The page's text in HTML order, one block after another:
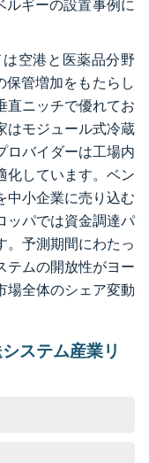
ルギーの設置事例に
空港と医薬品分野
保管増加をもたらし
直ニッチで優れてお
はモジュール式冷蔵
ロバイダーは工場内
化しています。ベン
中小企業に売り込む
ッパでは資金調達パ
。予測期間にわたっ
テムの開放性がヨー
場全体のシェア変動
ステム産業リ